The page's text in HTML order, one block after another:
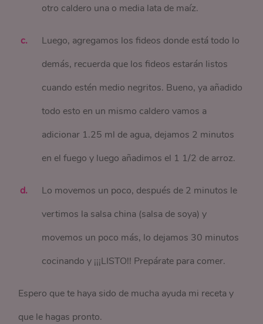
otro caldero una o media lata de maíz.
Luego, agregamos los fideos donde está todo lo
demás, recuerda que los fideos estarán listos
cuando estén medio negritos. Bueno, ya añadido
todo esto en un mismo caldero vamos a
adicionar 1.25 ml de agua, dejamos 2 minutos
en el fuego y luego añadimos el 1 1/2 de arroz.
Lo movemos un poco, después de 2 minutos le
vertimos la salsa china (salsa de soya) y
movemos un poco más, lo dejamos 30 minutos
cocinando y ¡¡¡LISTO!! Prepárate para comer.
Espero que te haya sido de mucha ayuda mi receta y
que le hagas pronto.